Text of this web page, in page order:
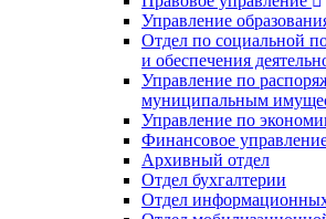
Управление
Отдел по социальной
и обеспечения
Управление по
муниципальным
Управление по
Финансовое
Архивный отдел
Отдел бухгалтерии
Отдел